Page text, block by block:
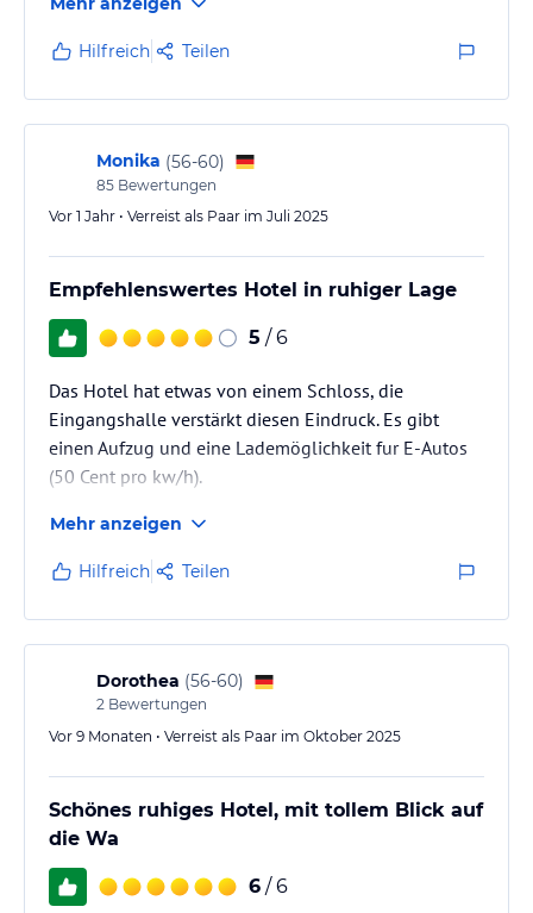
Hilfreich Teilen
Monika (56-60)
85 Bewertungen
Vor 1 Jahr • Verreist als Paar im Juli 2025
Empfehlenswertes Hotel in ruhiger Lage
5 / 6
Das Hotel hat etwas von einem Schloss, die
Eingangshalle verstärkt diesen Eindruck. Es gibt
einen Aufzug und eine Lademöglichkeit fur E-Autos
(50 Cent pro kw/h).
Mehr anzeigen
Hilfreich Teilen
Dorothea (56-60)
2 Bewertungen
Vor 9 Monaten • Verreist als Paar im Oktober 2025
Schönes ruhiges Hotel, mit tollem Blick auf
die Wa
6 / 6